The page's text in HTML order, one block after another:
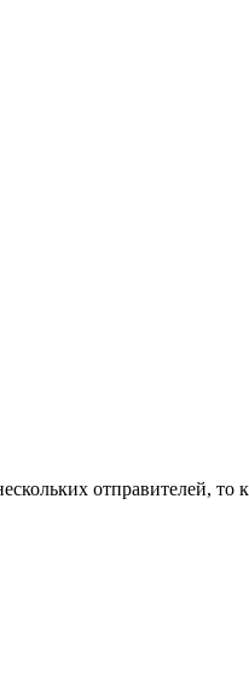
отправителей, то